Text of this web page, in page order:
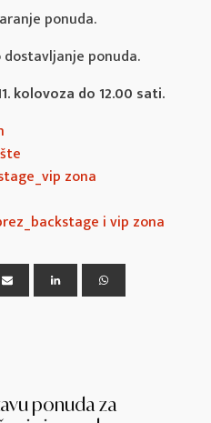
ponuda.
ponuda.
kolovoza do 12.00 sati.
zona
i vip zona
ponuda za